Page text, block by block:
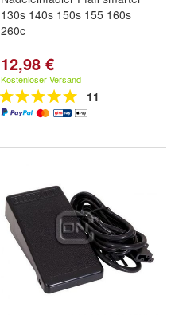
130s 140s 150s 155 160s
260c
12,98 €
Kostenloser Versand
11